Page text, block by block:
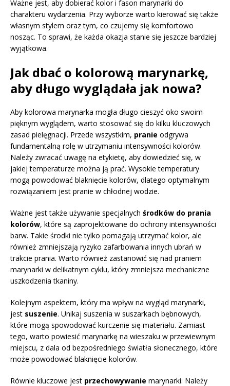
Ważne jest, aby dobierać kolor i fason marynarki do
charakteru wydarzenia. Przy wyborze warto kierować się także
własnym stylem oraz tym, co czujemy się komfortowo
nosząc. To sprawi, że każda okazja stanie się jeszcze bardziej
wyjątkowa.
Jak dbać o kolorową marynarkę,
aby długo wyglądała jak nowa?
Aby kolorowa marynarka mogła długo cieszyć oko swoim
pięknym wyglądem, warto stosować się do kilku kluczowych
zasad pielęgnacji. Przede wszystkim, pranie odgrywa
fundamentalną rolę w utrzymaniu intensywności kolorów.
Należy zwracać uwagę na etykietę, aby dowiedzieć się, w
jakiej temperaturze można ją prać. Wysokie temperatury
mogą powodować blaknięcie kolorów, dlatego optymalnym
rozwiązaniem jest pranie w chłodnej wodzie.
Ważne jest także używanie specjalnych środków do prania
kolorów, które są zaprojektowane do ochrony intensywności
barw. Takie środki nie tylko pomagają utrzymać kolor, ale
również zmniejszają ryzyko zafarbowania innych ubrań w
trakcie prania. Warto również zastanowić się nad praniem
marynarki w delikatnym cyklu, który zmniejsza mechaniczne
uszkodzenia tkaniny.
Kolejnym aspektem, który ma wpływ na wygląd marynarki,
jest suszenie. Unikaj suszenia w suszarkach bębnowych,
które mogą spowodować kurczenie się materiału. Zamiast
tego, warto powiesić marynarkę na wieszaku w przewiewnym
miejscu, z dala od bezpośredniego światła słonecznego, które
może powodować blaknięcie kolorów.
Równie kluczowe jest przechowywanie marynarki. Należy